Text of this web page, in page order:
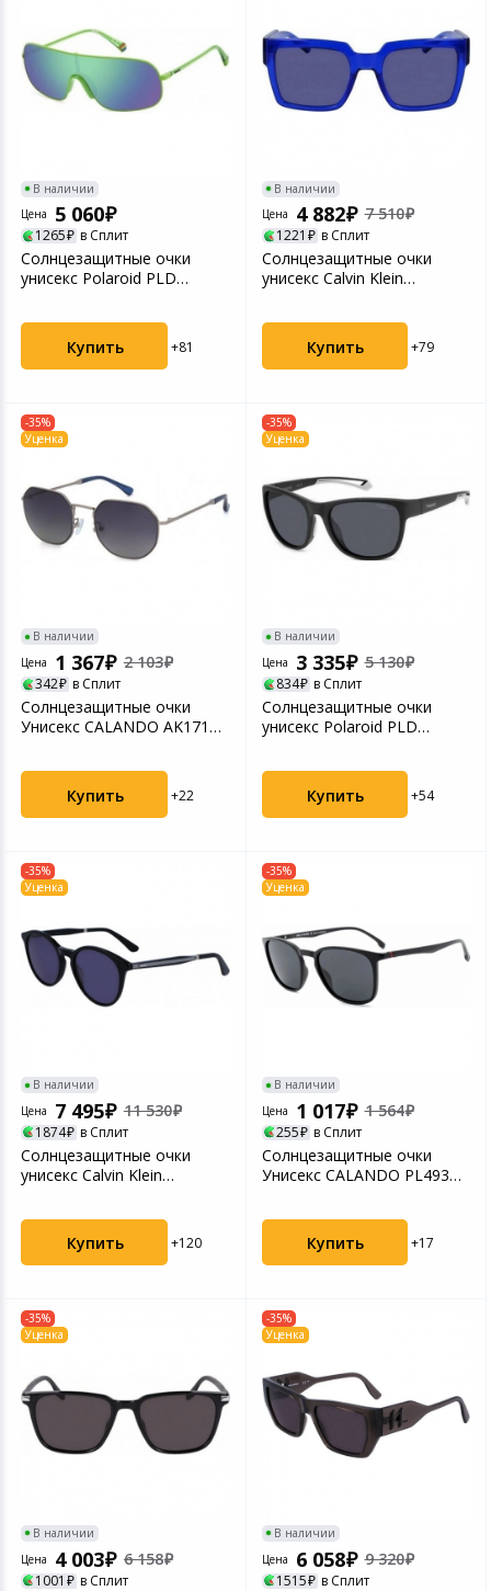
В наличии
Цена
5 060
1265 в Сплит
Солнцезащитные очки
унисекс Polaroid PLD
Купить +81
В наличии
Цена
4 882 7 510
1221 в Сплит
Солнцезащитные очки
унисекс Calvin Klein
Купить +79
-35%
Уценка
В наличии
Цена
1 367 2 103
342 в Сплит
Солнцезащитные очки
Унисекс CALANDO AK17163
Купить +22
-35%
Уценка
В наличии
Цена
3 335 5 130
834 в Сплит
Солнцезащитные очки
унисекс Polaroid PLD
Купить +54
-35%
Уценка
В наличии
Цена
7 495 11 530
1874 в Сплит
Солнцезащитные очки
унисекс Calvin Klein
2235...
Купить
+120
-35%
Уценка
В наличии
Цена
1 017 1 564
255 в Сплит
Солнцезащитные очки
Унисекс CALANDO PL493
2000...
Купить
+17
-35%
Уценка
В наличии
Цена
4 003 6 158
1001 в Сплит
-35%
Уценка
В наличии
Цена
6 058 9 320
1515 в Сплит